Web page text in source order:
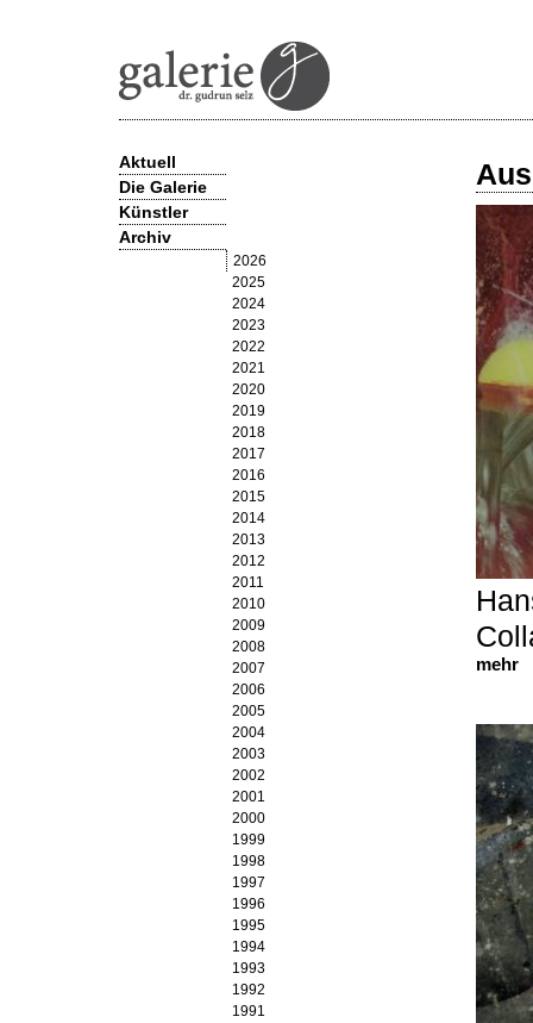
Aktuell
Die Galerie
Künstler
Barbara Armbruster
Hans-Matthäus Bachmayer
Hans-Bernhard Becker
Celia Brown
Lisa Enderli
Georg Frietzsche
James Geccelli
Jürgen Giersch
Jim Harris
Andrea Hess
Stefan Hösl
Susi Juvan
Alfons Lachauer
Ulrich Langenbach
Agnès Maes
Carlos Matter
Annette Merkenthaler
Ralph Merschmann
Hösl & Mihaljevic
Koho Mori-Newton
Cristina Ohlmer
Jean Pfaff
Hans Rath
Bettina Rave
Lola Renn
Achim Sakic
Klaus Schneider
Bernd Seegebrecht
Esther Strub
SUVAT
Peter Tollens
Archiv
2026
2025
2024
2023
2022
2021
2020
2019
2018
2017
2016
2015
2014
2013
2012
2011
2010
2009
2008
2007
2006
2005
2004
2003
2002
2001
2000
1999
1998
1997
1996
1995
1994
1993
1992
1991
mehr